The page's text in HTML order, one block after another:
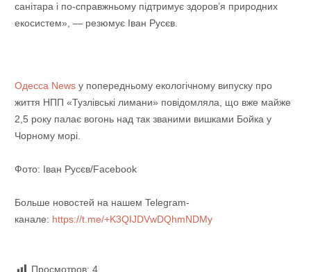
санітара і по-справжньому підтримує здоров’я природних
екосистем», — резюмує Іван Русєв.
Одесса Newsу попередньому екологічному випуску про
життя НПП «Тузлівські лимани» повідомляла, що вже майже
2,5 року палає вогонь над так званими вишками Бойка у
Чорному морі.
Фото: Іван Русєв/Facebook
Больше новостей на нашем Telegram-
канале: https://t.me/+K3QIJDVwDQhmNDMy
Просмотров: 4